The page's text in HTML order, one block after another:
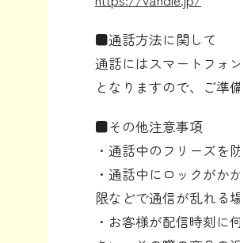
■通話方法に関して
通話にはスマートフォ
となりますので、ご準
■その他注意事項
・通話中のフリーズを
・通話中にロックが
限などで通信が乱れる
・お客様が配信時刻